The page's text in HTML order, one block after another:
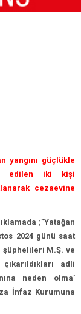
yangını güçlükle
edilen iki kişi
cezaevine
;”Yatağan
2024 günü saat
şüphelileri M.Ş. ve
adli
neden olma’
İnfaz Kurumuna